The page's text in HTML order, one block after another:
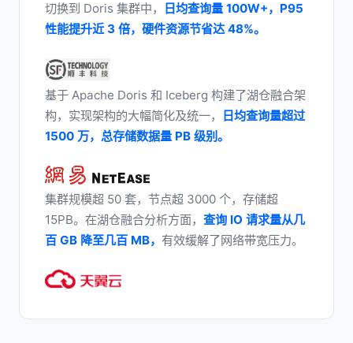
切换到 Doris 集群中，
日均查询量 100W+，P95
性能提升近 3 倍，硬件资源节省达 48%。
基于 Apache Doris 和 Iceberg 构建了湖仓融合架
构，实现架构的大幅简化及统一，
日均查询量超过
1500 万，总存储数据量 PB 级别。
集群规模超 50 套，节点超 3000 个，存储超
15PB。在湖仓融合分析方面， 查询 IO 请求量从几
百 GB 降至几百 MB， 有效缓解了网络带宽压力。